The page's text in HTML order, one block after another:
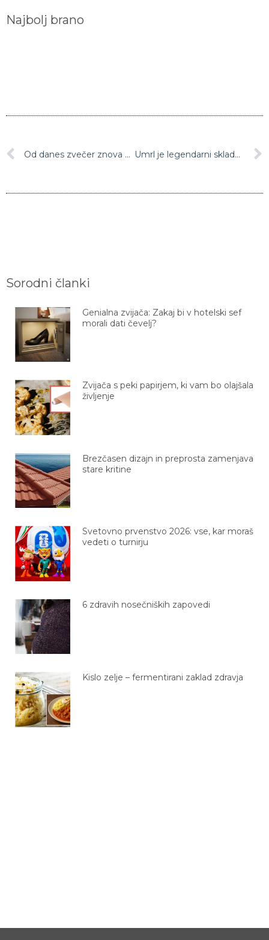
Najbolj brano
Od danes zvečer znova prepoved prehajanja med občinami, spremenjen tudi režim na mejah Umrl je legendarni skladatelj in dirigent Mojmir Sepe
Sorodni članki
Genialna zvijača: Zakaj bi v hotelski sef
morali dati čevelj?
Zvijača s peki papirjem, ki vam bo olajšala
življenje
Brezčasen dizajn in preprosta zamenjava
stare kritine
Svetovno prvenstvo 2026: vse, kar moraš
vedeti o turnirju
6 zdravih nosečniških zapovedi
Kislo zelje – fermentirani zaklad zdravja